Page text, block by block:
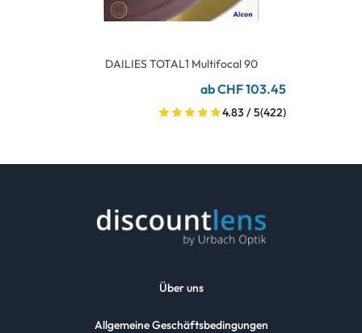
DAILIES TOTAL1 Multifocal 90
ab CHF 103.45
4.83 / 5(422)
Über uns
Allgemeine Geschäftsbedingungen